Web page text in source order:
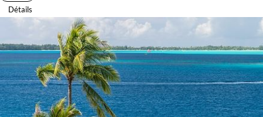
Détails